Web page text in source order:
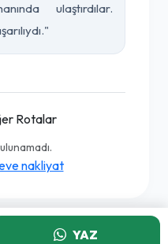
ulaştırdılar.
Rotalar
nakliyat
YAZ